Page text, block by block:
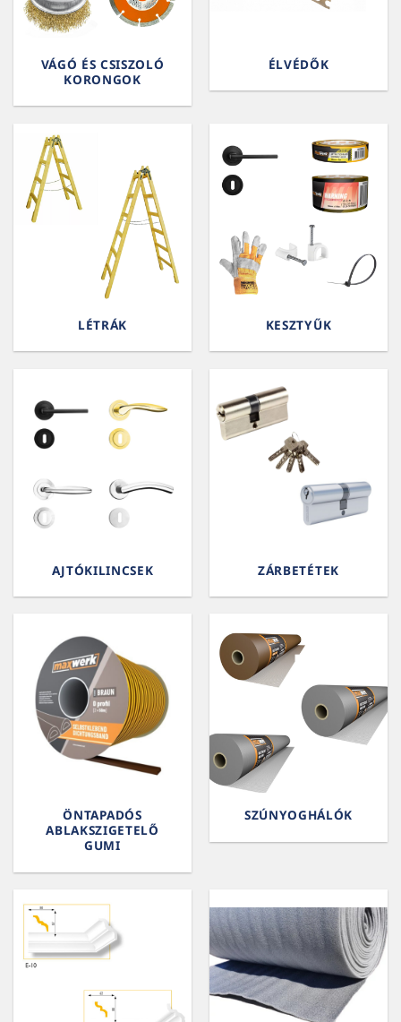
VÁGÓ ÉS CSISZOLÓ
KORONGOK
ÉLVÉDŐK
LÉTRÁK KESZTYŰK
AJTÓKILINCSEK ZÁRBETÉTEK
ÖNTAPADÓS
ABLAKSZIGETELŐ
GUMI
SZÚNYOGHÁLÓK